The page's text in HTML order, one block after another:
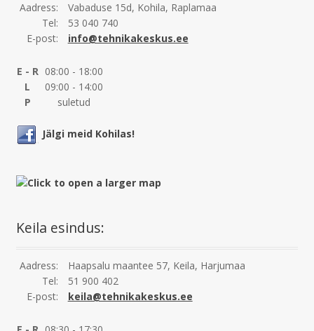
Aadress:
Vabaduse 15d, Kohila, Raplamaa
Tel:
53 040 740
E-post:
info@tehnikakeskus.ee
E - R 08:00 - 18:00
L
09:00 - 14:00
P
suletud
Jälgi meid Kohilas!
Keila esindus:
Aadress:
Haapsalu maantee 57, Keila, Harjumaa
Tel:
51 900 402
E-post:
keila@tehnikakeskus.ee